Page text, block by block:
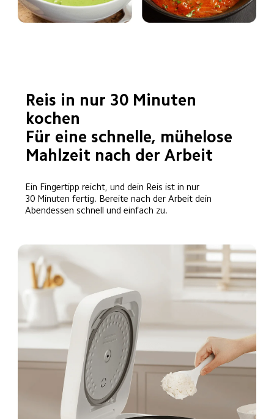
Reis in nur 30 Minuten
kochen
Für eine schnelle, mühelose
Mahlzeit nach der Arbeit
Ein Fingertipp reicht, und dein Reis ist in nur
30 Minuten fertig. Bereite nach der Arbeit dein
Abendessen schnell und einfach zu.